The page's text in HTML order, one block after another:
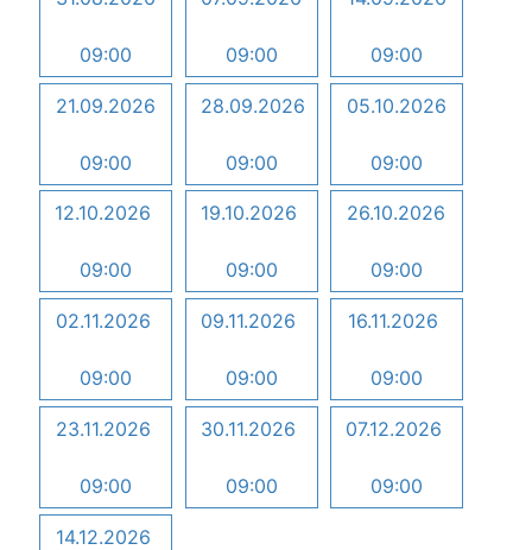
09:00 09:00 09:00
21.09.2026
09:00
28.09.2026
09:00
05.10.2026
09:00
12.10.2026
09:00
19.10.2026
09:00
26.10.2026
09:00
02.11.2026
09:00
09.11.2026
09:00
16.11.2026
09:00
23.11.2026
09:00
30.11.2026
09:00
07.12.2026
09:00
14.12.2026